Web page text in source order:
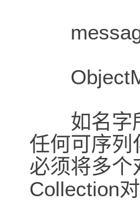
如名字所
任何可序列
必须将多个
Collection